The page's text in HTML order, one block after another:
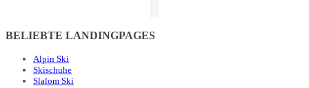
BELIEBTE LANDINGPAGES
Alpin Ski
Skischuhe
Slalom Ski